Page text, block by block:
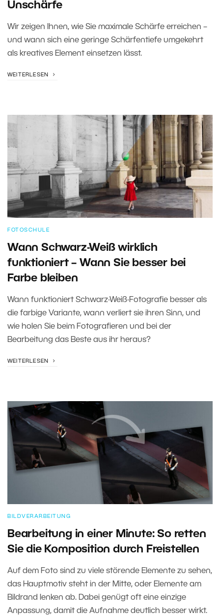
Unschärfe
Wir zeigen Ihnen, wie Sie maximale Schärfe erreichen –
und wann sich eine geringe Schärfentiefe umgekehrt
als kreatives Element einsetzen lässt.
WEITERLESEN
FOTOSCHULE
Wann Schwarz-Weiß wirklich
funktioniert – Wann Sie besser bei
Farbe bleiben
Wann funktioniert Schwarz-Weiß-Fotografie besser als
die farbige Variante, wann verliert sie ihren Sinn, und
wie holen Sie beim Fotografieren und bei der
Bearbeitung das Beste aus ihr heraus?
WEITERLESEN
BILDVERARBEITUNG
Bearbeitung in einer Minute: So retten
Sie die Komposition durch Freistellen
Auf dem Foto sind zu viele störende Elemente zu sehen,
das Hauptmotiv steht in der Mitte, oder Elemente am
Bildrand lenken ab. Dabei genügt oft eine einzige
Anpassung, damit die Aufnahme deutlich besser wirkt.